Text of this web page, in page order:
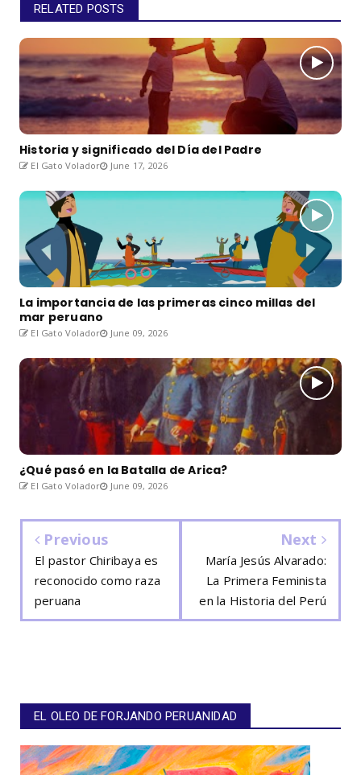
RELATED POSTS
Historia y significado del Día del Padre
El Gato Volador June 17, 2026
La importancia de las primeras cinco millas del
mar peruano
El Gato Volador June 09, 2026
¿Qué pasó en la Batalla de Arica?
El Gato Volador June 09, 2026
Previous
El pastor Chiribaya es
reconocido como raza
peruana
Next
María Jesús Alvarado:
La Primera Feminista
en la Historia del Perú
EL OLEO DE FORJANDO PERUANIDAD